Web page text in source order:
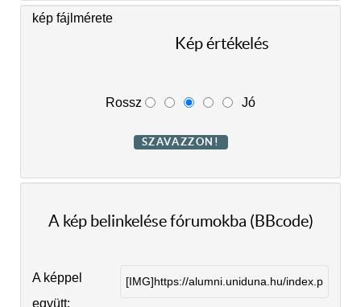
kép fájlmérete
Kép értékelés
Rossz Jó
A kép belinkelése fórumokba (BBcode)
A képpel
együtt: